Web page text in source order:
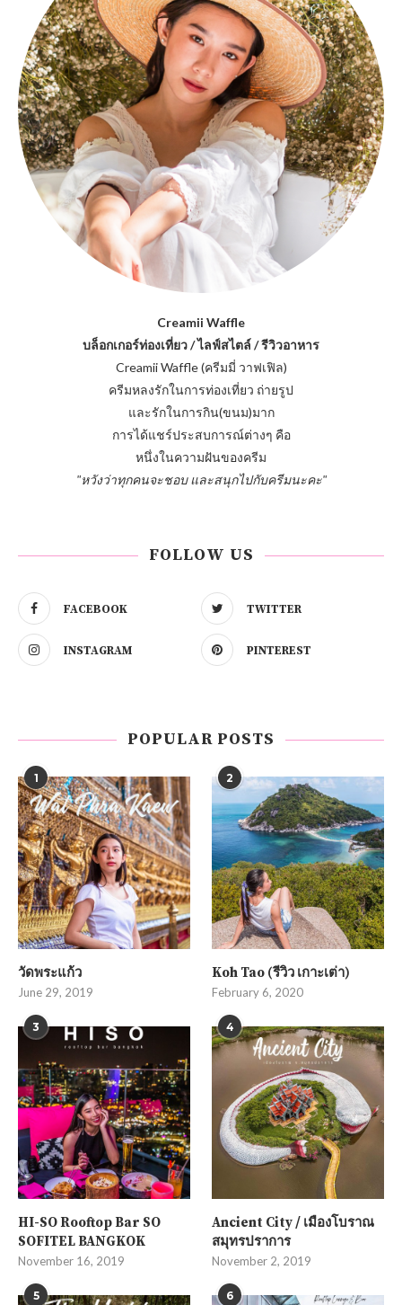
Creamii Waffle
บล็อกเกอร์ท่องเที่ยว / ไลฟ์สไตล์ / รีวิวอาหาร
Creamii Waffle (ครีมมี่ วาฟเฟิล)
ครีมหลงรักในการท่องเที่ยว ถ่ายรูป
และรักในการกิน(ขนม)มาก
การได้แชร์ประสบการณ์ต่างๆ คือ
หนึ่งในความฝันของครีม
"หวังว่าทุกคนจะชอบ และสนุกไปกับครีมนะคะ"
FOLLOW US
FACEBOOK TWITTER
INSTAGRAM PINTEREST
POPULAR POSTS
1
วัดพระแก้ว
June 29, 2019
2
Koh Tao (รีวิว เกาะเต่า)
February 6, 2020
3
HI-SO Rooftop Bar SO
SOFITEL BANGKOK
November 16, 2019
4
Ancient City / เมืองโบราณ
สมุทรปราการ
November 2, 2019
5 6